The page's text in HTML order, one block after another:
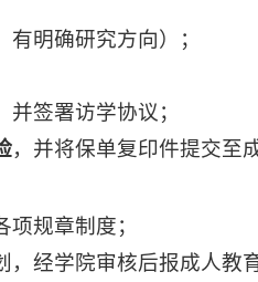
明确研究方向）；
签署访学协议；
，并将保单复印件提交至
规章制度；
经学院审核后报成人教